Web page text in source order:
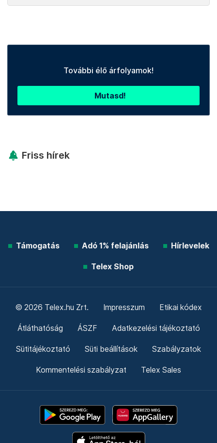
További élő árfolyamok!
Mutasd!
Friss hírek
Támogatás Adó 1% felajánlás Hírlevelek
Telex Shop
© 2026 Telex.hu Zrt. Impresszum Etikai kódex
Átláthatóság ÁSZF Adatkezelési tájékoztató
Sütitájékoztató Süti beállítások Szabályzatok
Kommentelési szabályzat Telex Sales